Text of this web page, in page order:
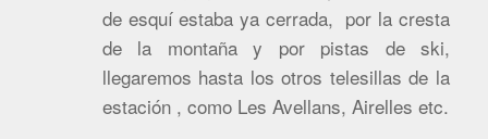
de esquí estaba ya cerrada, por la cresta
de la montaña y por pistas de ski,
llegaremos hasta los otros telesillas de la
estación , como Les Avellans, Airelles etc.